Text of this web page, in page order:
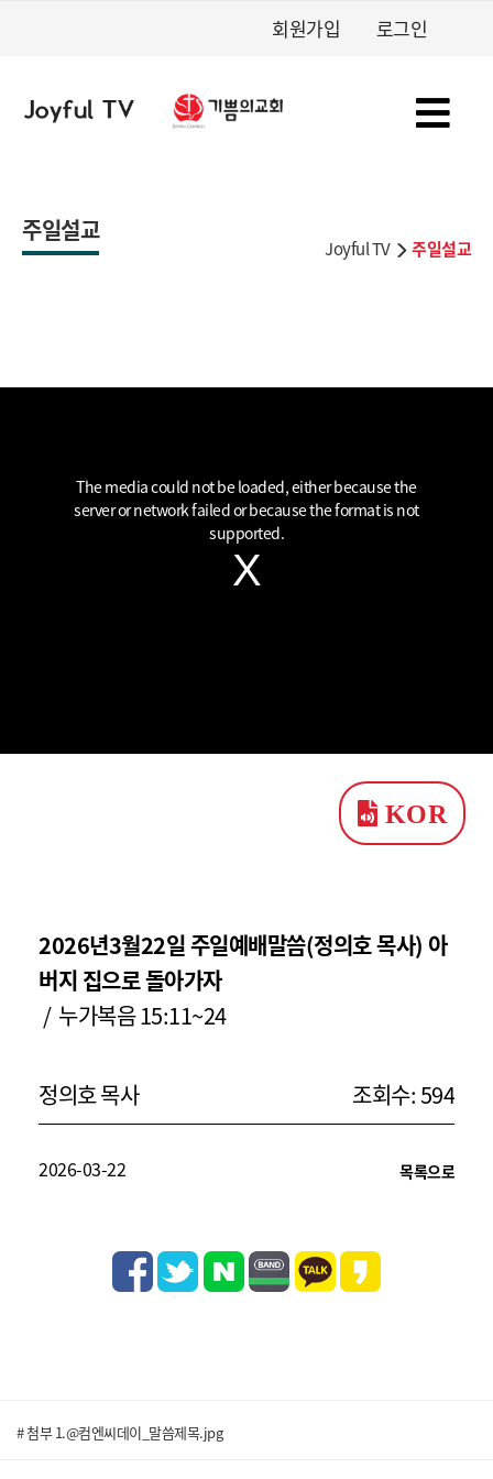
회원가입 로그인
주일설교
Joyful TV 주일설교
The media could not be loaded, either because the
server or network failed or because the format is not
supported.
KOR
2026년3월22일 주일예배말씀(정의호 목사) 아
버지 집으로 돌아가자
/ 누가복음 15:11~24
정의호 목사 조회수: 594
2026-03-22 목록으로
# 첨부 1.@컴엔씨데이_말씀제목.jpg